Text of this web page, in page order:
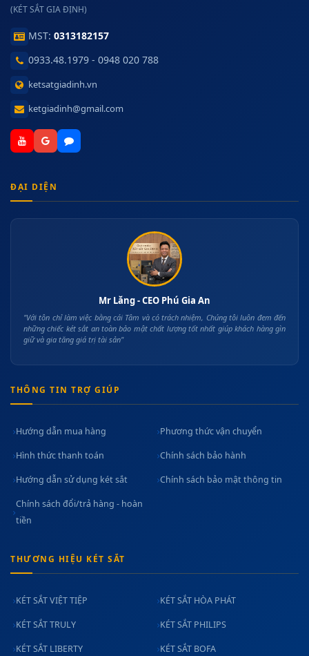
(KÉT SẮT GIA ĐỊNH)
MST: 0313182157
0933.48.1979 - 0948 020 788
ketsatgiadinh.vn
ketgiadinh@gmail.com
ĐẠI DIỆN
Mr Lăng - CEO Phú Gia An
"Với tôn chỉ làm việc bằng cái Tâm và có trách nhiệm, Chúng tôi luôn đem đến
những chiếc két sắt an toàn bảo mật chất lượng tốt nhất giúp khách hàng gìn
giữ và gia tăng giá trị tài sản"
THÔNG TIN TRỢ GIÚP
Hướng dẫn mua hàng Phương thức vận chuyển
Hình thức thanh toán Chính sách bảo hành
Hướng dẫn sử dụng két sắt Chính sách bảo mật thông tin
Chính sách đổi/trả hàng - hoàn
tiền
THƯƠNG HIỆU KÉT SẮT
KÉT SẮT VIỆT TIỆP KÉT SẮT HÒA PHÁT
KÉT SẮT TRULY KÉT SẮT PHILIPS
KÉT SẮT LIBERTY KÉT SẮT BOFA